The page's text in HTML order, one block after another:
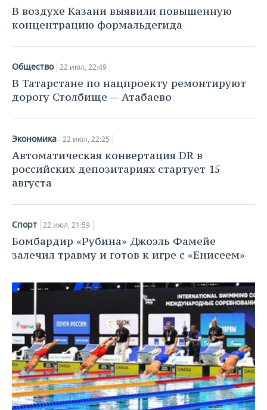
НЕФТЕХИМИЯ
НЕФТЬ
ЭНЕРГЕТИКА
РОЗНИЧНАЯ ТОРГОВЛЯ
ТРАНСПОРТ
УСЛУГИ
НОВОСТИ ТЕХНОЛОГИЙ
IT
МЕДИА
ТЕЛЕКОММУНИКАЦИИ
МЕРОПРИЯТИЯ
НОВОСТИ МЕРОПРИЯТИЙ
ВЫЕЗДНАЯ РЕДАКЦИЯ
БИЗНЕС-БРАНЧИ
ONLINE-КОНФЕРЕНЦИИ
ОТКРЫТАЯ ЛЕКЦИЯ
СПОРТ
НОВОСТИ СПОРТА
ФУТБОЛ
БАСКЕТБОЛ
ВОЛЕЙБОЛ
ФИГУРНОЕ КАТАНИЕ
ХОККЕЙ С МЯЧОМ
ОБЩЕСТВО
НОВОСТИ ОБЩЕСТВА
ИНФРАСТРУКТУРА
ИСТОРИЯ
МЕДИЦИНА
ПРОИСШЕСТВИЯ
ФОТОГАЛЕРЕЯ
СЮЖЕТЫ
СПРАВОЧНИК
СПИСОК ПЕРСОН
ПОЛНАЯ ВЕРСИЯ
В воздухе Казани выявили повышенную
концентрацию формальдегида
Общество 22 июл, 22:49
В Татарстане по нацпроекту ремонтируют
дорогу Столбище — Атабаево
Экономика 22 июл, 22:25
Автоматическая конвертация DR в
российских депозитариях стартует 15
августа
Спорт 22 июл, 21:59
Бомбардир «Рубина» Джоэль Фамейе
залечил травму и готов к игре с «Енисеем»